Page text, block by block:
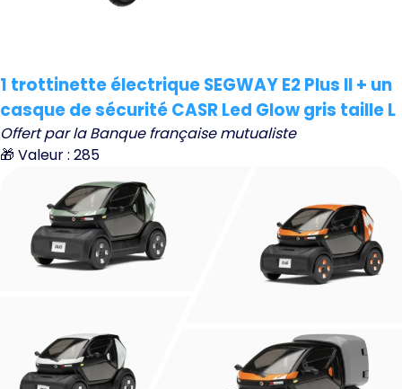
1 trottinette électrique SEGWAY E2 Plus II + un
casque de sécurité CASR Led Glow gris taille L
Offert par la Banque française mutualiste
🎁 Valeur : 285